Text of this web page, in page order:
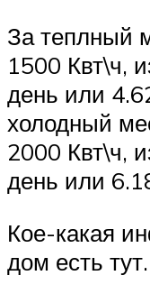
За теплный
1500 Квт\ч,
день или
холодный
2000 Квт\ч,
день или
Кое-какая
дом есть тут.